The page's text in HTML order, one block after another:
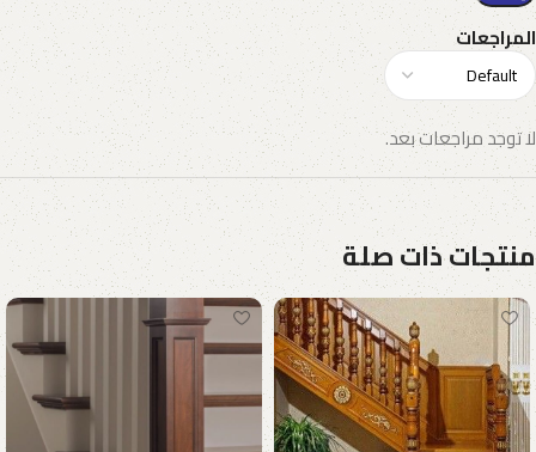
المراجعات
لا توجد مراجعات بعد.
منتجات ذات صلة